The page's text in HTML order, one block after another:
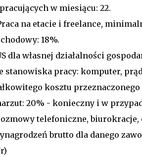
w miesiącu: 22.
na etacie i freelance,
18%.
dla własnej działalności
stanowiska pracy: komputer,
kosztu
20% - konieczny i w
telefoniczne, biurokracje,
brutto dla danego